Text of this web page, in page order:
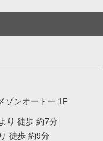
ゾンオートー 1F
り 徒歩 約7分
徒歩 約9分